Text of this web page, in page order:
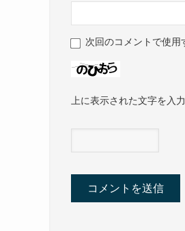
次回のコメントで使用
上に表示された文字を入